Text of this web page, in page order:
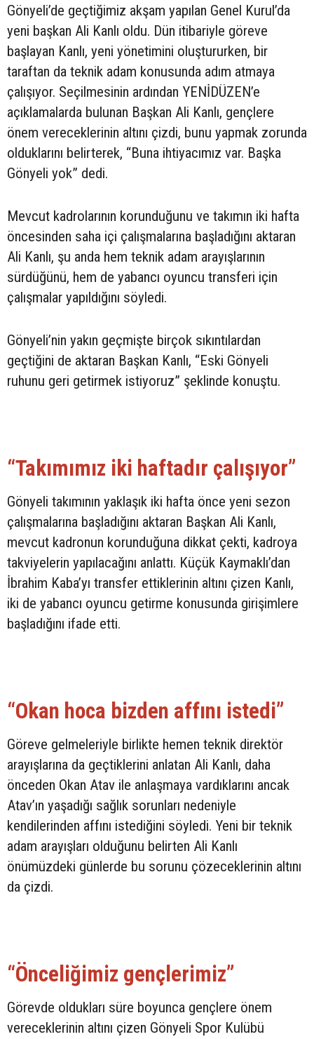
Gönyeli’de geçtiğimiz akşam yapılan Genel Kurul’da
yeni başkan Ali Kanlı oldu. Dün itibariyle göreve
başlayan Kanlı, yeni yönetimini oluştururken, bir
taraftan da teknik adam konusunda adım atmaya
çalışıyor. Seçilmesinin ardından YENİDÜZEN’e
açıklamalarda bulunan Başkan Ali Kanlı, gençlere
önem vereceklerinin altını çizdi, bunu yapmak zorunda
olduklarını belirterek, “Buna ihtiyacımız var. Başka
Gönyeli yok” dedi.
Mevcut kadrolarının korunduğunu ve takımın iki hafta
öncesinden saha içi çalışmalarına başladığını aktaran
Ali Kanlı, şu anda hem teknik adam arayışlarının
sürdüğünü, hem de yabancı oyuncu transferi için
çalışmalar yapıldığını söyledi.
Gönyeli’nin yakın geçmişte birçok sıkıntılardan
geçtiğini de aktaran Başkan Kanlı, “Eski Gönyeli
ruhunu geri getirmek istiyoruz” şeklinde konuştu.
“Takımımız iki haftadır çalışıyor”
Gönyeli takımının yaklaşık iki hafta önce yeni sezon
çalışmalarına başladığını aktaran Başkan Ali Kanlı,
mevcut kadronun korunduğuna dikkat çekti, kadroya
takviyelerin yapılacağını anlattı. Küçük Kaymaklı’dan
İbrahim Kaba’yı transfer ettiklerinin altını çizen Kanlı,
iki de yabancı oyuncu getirme konusunda girişimlere
başladığını ifade etti.
“Okan hoca bizden affını istedi”
Göreve gelmeleriyle birlikte hemen teknik direktör
arayışlarına da geçtiklerini anlatan Ali Kanlı, daha
önceden Okan Atav ile anlaşmaya vardıklarını ancak
Atav’ın yaşadığı sağlık sorunları nedeniyle
kendilerinden affını istediğini söyledi. Yeni bir teknik
adam arayışları olduğunu belirten Ali Kanlı
önümüzdeki günlerde bu sorunu çözeceklerinin altını
da çizdi.
“Önceliğimiz gençlerimiz”
Görevde oldukları süre boyunca gençlere önem
vereceklerinin altını çizen Gönyeli Spor Kulübü